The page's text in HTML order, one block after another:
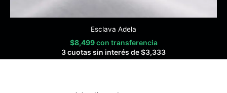
Esclava Adela
$8,499 con transferencia
3 cuotas sin interés de$3,333